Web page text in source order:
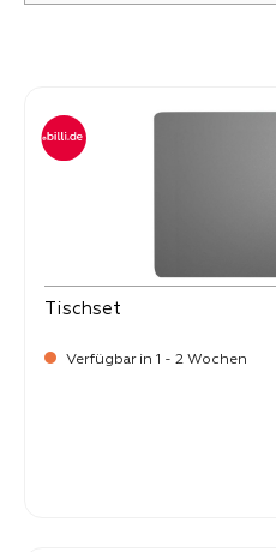
Tischset
Verfügbar in 1 - 2 Wochen